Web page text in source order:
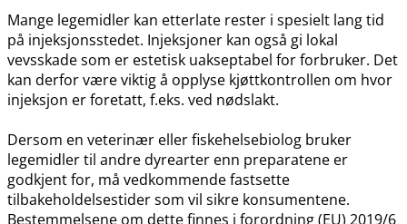
Mange legemidler kan etterlate rester i spesielt lang tid
på injeksjonsstedet. Injeksjoner kan også gi lokal
vevsskade som er estetisk uakseptabel for forbruker. Det
kan derfor være viktig å opplyse kjøttkontrollen om hvor
injeksjon er foretatt, f.eks. ved nødslakt.
Dersom en veterinær eller fiskehelsebiolog bruker
legemidler til andre dyrearter enn preparatene er
godkjent for, må vedkommende fastsette
tilbakeholdelsestider som vil sikre konsumentene.
Bestemmelsene om dette finnes i forordning (EU) 2019/6